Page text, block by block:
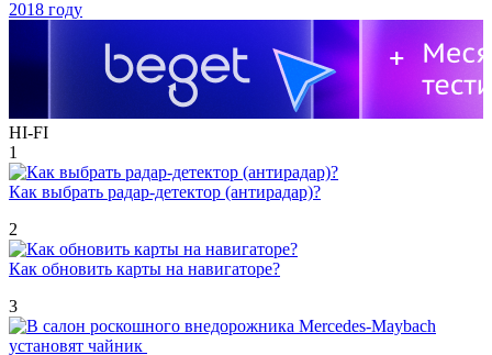
HI-FI
1
Как выбрать радар-детектор (антирадар)?
2
Как обновить карты на навигаторе?
3